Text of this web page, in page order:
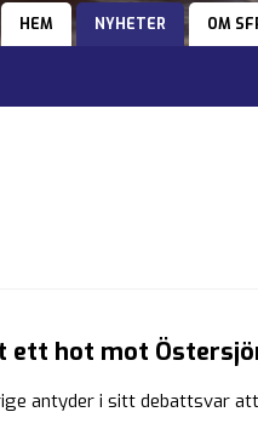
HEM NYHETER OM
ett hot mot
antyder i sitt debattsvar